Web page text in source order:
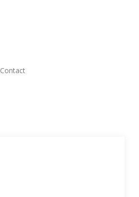
Contact